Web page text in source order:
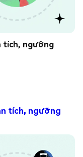
tích, ngưỡng
tích, ngưỡng